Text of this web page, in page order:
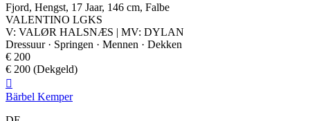
Fjord, Hengst, 17 Jaar, 146 cm, Falbe
VALENTINO LGKS
V: VALØR HALSNÆS | MV: DYLAN
Dressuur · Springen · Mennen · Dekken
€ 200
€ 200 (Dekgeld)

Bärbel Kemper